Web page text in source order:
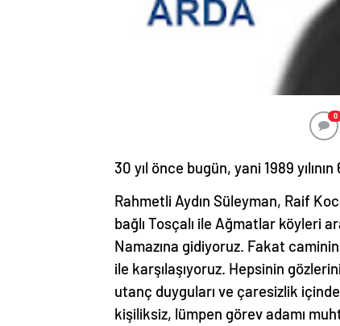
0
30 yıl önce bugün, yani 1989
Rahmetli Aydın Süleyman, Raif
bağlı Tosçalı ile Ağmatlar köyleri
Namazına gidiyoruz. Fakat
ile karşılaşıyoruz. Hepsinin
utanç duyguları ve çaresizlik
kişiliksiz, lümpen görev adamı